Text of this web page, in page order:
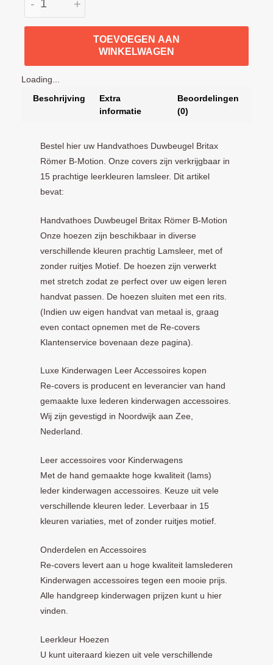
- +
TOEVOEGEN AAN
WINKELWAGEN
Loading...
Beschrijving
Extra
informatie
Beoordelingen
(0)
Bestel hier uw Handvathoes Duwbeugel Britax
Römer B-Motion. Onze covers zijn verkrijgbaar in
15 prachtige leerkleuren lamsleer. Dit artikel
bevat:
Handvathoes Duwbeugel Britax Römer B-Motion
Onze hoezen zijn beschikbaar in diverse
verschillende kleuren prachtig Lamsleer, met of
zonder ruitjes Motief. De hoezen zijn verwerkt
met stretch zodat ze perfect over uw eigen leren
handvat passen. De hoezen sluiten met een rits.
(Indien uw eigen handvat van metaal is, graag
even contact opnemen met de Re-covers
Klantenservice bovenaan deze pagina).
Luxe Kinderwagen Leer Accessoires kopen
Re-covers is producent en leverancier van hand
gemaakte luxe lederen kinderwagen accessoires.
Wij zijn gevestigd in Noordwijk aan Zee,
Nederland.
Leer accessoires voor Kinderwagens
Met de hand gemaakte hoge kwaliteit (lams)
leder kinderwagen accessoires. Keuze uit vele
verschillende kleuren leder. Leverbaar in 15
kleuren variaties, met of zonder ruitjes motief.
Onderdelen en Accessoires
Re-covers levert aan u hoge kwaliteit lamslederen
Kinderwagen accessoires tegen een mooie prijs.
Alle handgreep kinderwagen prijzen kunt u hier
vinden.
Leerkleur Hoezen
U kunt uiteraard kiezen uit vele verschillende